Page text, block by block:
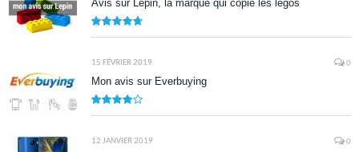
Avis sur Lepin, la marque qui copie les legos
15 FÉVRIER 2019 0
Mon avis sur Everbuying
12 JANVIER 2019 0